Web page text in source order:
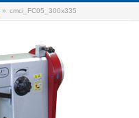
» cmci_FC05_300x335